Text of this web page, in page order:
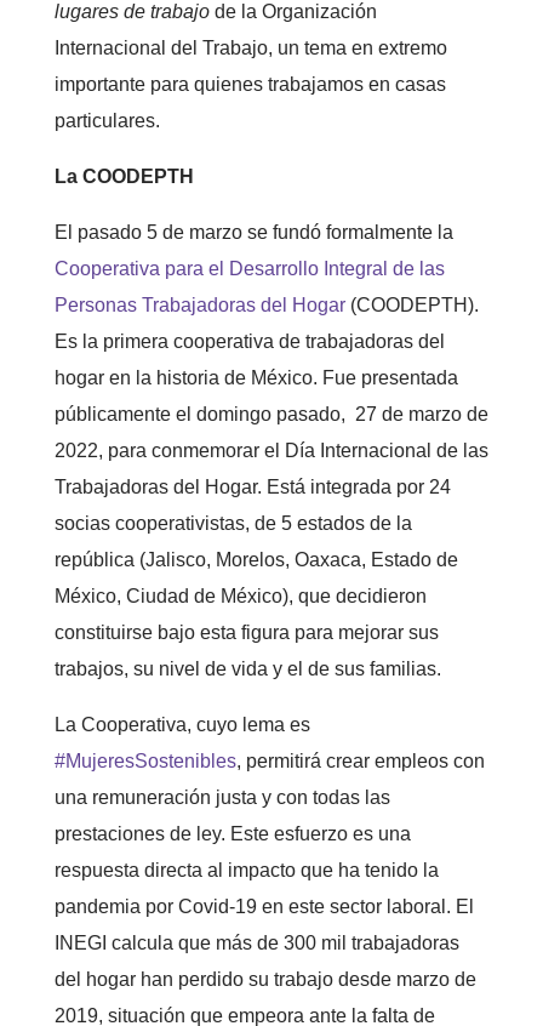
lugares de trabajode la Organización
Internacional del Trabajo, un tema en extremo
importante para quienes trabajamos en casas
particulares.
La COODEPTH
El pasado 5 de marzo se fundó formalmente la
Cooperativa para el Desarrollo Integral de las
Personas Trabajadoras del Hogar(COODEPTH).
Es la primera cooperativa de trabajadoras del
hogar en la historia de México. Fue presentada
públicamente el domingo pasado, 27 de marzo de
2022, para conmemorar el Día Internacional de las
Trabajadoras del Hogar. Está integrada por 24
socias cooperativistas, de 5 estados de la
república (Jalisco, Morelos, Oaxaca, Estado de
México, Ciudad de México), que decidieron
constituirse bajo esta figura para mejorar sus
trabajos, su nivel de vida y el de sus familias.
La Cooperativa, cuyo lema es
#MujeresSostenibles, permitirá crear empleos con
una remuneración justa y con todas las
prestaciones de ley. Este esfuerzo es una
respuesta directa al impacto que ha tenido la
pandemia por Covid-19 en este sector laboral. El
INEGI calcula que más de 300 mil trabajadoras
del hogar han perdido su trabajo desde marzo de
2019, situación que empeora ante la falta de